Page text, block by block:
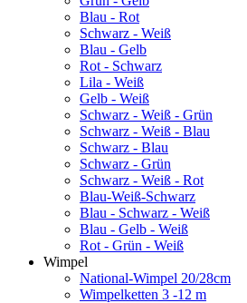
Blau - Rot
Schwarz - Weiß
Blau - Gelb
Rot - Schwarz
Lila - Weiß
Gelb - Weiß
Schwarz - Weiß - Grün
Schwarz - Weiß - Blau
Schwarz - Blau
Schwarz - Grün
Schwarz - Weiß - Rot
Blau-Weiß-Schwarz
Blau - Schwarz - Weiß
Blau - Gelb - Weiß
Rot - Grün - Weiß
Wimpel
National-Wimpel 20/28cm
Wimpelketten 3 -12 m